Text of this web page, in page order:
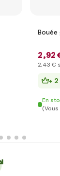
2,92
2,43 €
+
En
(Vous